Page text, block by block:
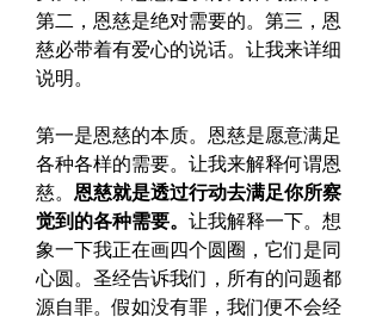
第二，恩慈是绝对需要的。第三，恩
慈必带着有爱心的说话。让我来详细
说明。
第一是恩慈的本质。恩慈是愿意满足
各种各样的需要。让我来解释何谓恩
慈。 恩慈就是透过行动去满足你所察
觉到的各种需要。 让我解释一下。想
象一下我正在画四个圆圈，它们是同
心圆。圣经告诉我们，所有的问题都
源自罪。假如没有罪，我们便不会经